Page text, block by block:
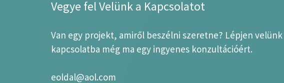
Vegye fel Velünk a Kapcsolatot
Van egy projekt, amiről beszélni szeretne? Lépjen velünk
kapcsolatba még ma egy ingyenes konzultációért.
eoldal@aol.com